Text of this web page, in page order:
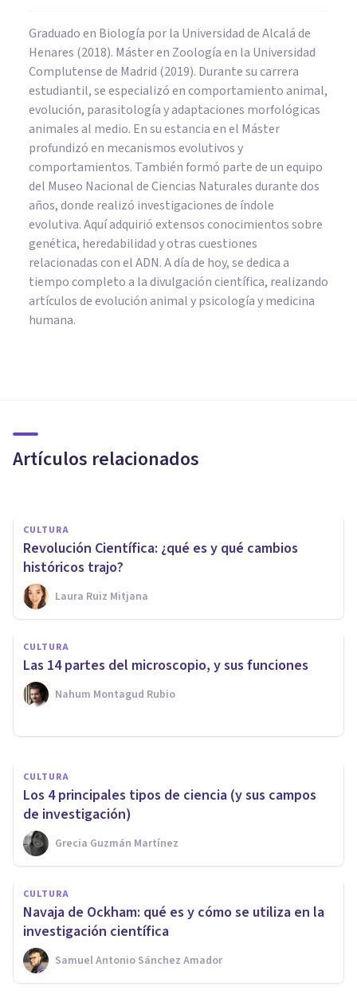
Graduado en Biología por la Universidad de Alcalá de
Henares (2018). Máster en Zoología en la Universidad
Complutense de Madrid (2019). Durante su carrera
estudiantil, se especializó en comportamiento animal,
evolución, parasitología y adaptaciones morfológicas
animales al medio. En su estancia en el Máster
profundizó en mecanismos evolutivos y
comportamientos. También formó parte de un equipo
del Museo Nacional de Ciencias Naturales durante dos
años, donde realizó investigaciones de índole
evolutiva. Aquí adquirió extensos conocimientos sobre
genética, heredabilidad y otras cuestiones
relacionadas con el ADN. A día de hoy, se dedica a
tiempo completo a la divulgación científica, realizando
artículos de evolución animal y psicología y medicina
humana.
Artículos relacionados
de la historia
CULTURA
Revolución Científica: ¿qué es y qué cambios
históricos trajo?
Laura Ruiz Mitjana
CULTURA
Las 14 partes del microscopio, y sus funciones
Nahum Montagud Rubio
Las 6 principales ramas de las
ciencias naturales
CULTURA
Los 4 principales tipos de ciencia (y sus campos
de investigación)
Grecia Guzmán Martínez
CULTURA
Navaja de Ockham: qué es y cómo se utiliza en la
investigación científica
Samuel Antonio Sánchez Amador